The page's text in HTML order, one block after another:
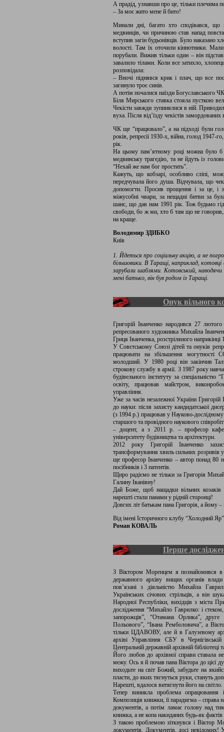
А прадід, узнавши про це, тільки плечима
– За моє жито мене й бито!
Минали дні, багато хто сподівався, що
медвинців, чи причиною став напад
вступив загін будьонівців. Було наказано
волості. Там їх оточили кіннотники.
порубали. Вижив тільки один – він
завалило тілами. Коли все затихло,
розповідала:
– Вночі піднявся крик і плач, що все
загинуло троє синів.
А потім почалися наїзди Богуславського
Біля Мирського ставка стояла пусткою
Чекісти завжди зупинялися в ній.
вуха. Після від’їзду чекістів
ЧК ще “працювало”, а на підході були
років, репресії 1930-х, війна, голод 1947-
рік.
На цьому пам’ятному році можна було б
медвинську трагедію, та не йдуть із
“Нехай же нам бог простить”.
Кажуть, що кобзарі, особливо сліпі,
передчувала його душа. Відчувала, що
допомогти. Просив прощення і за це, і
міжусобні чвари, за нещадні битви за
шанс, що дав нам 1991 рік. Тож будьмо
свободи, бо ж ми, хто б там що не говорив,
на краще.
Володимир ЗДИБКО
Київ
1. Йдеться про соціальну акцію, а не
більшовики. В Таращі, наприклад,
зарубали шаблями. Котовський, наводячи
мені батько, він був родом із Таращі.
Онук вільного
Григорій Іванченко народився 27
репресованого художника Михайла
Гриця Іванченка, розстріляного
У Совєтському Союзі дітей та онуків
працювати на збільшення
молодший. У 1980 році він закінчив
строкову службу в армії. З 1987 року
будівельного інституту за
освіту, працював майстром,
управління.
Уже за часів незалежної України Григорій
до науки: після захисту кандидатської
(з 1994 р.) працював у Науково-дослідному
старшого та провідного наукового
– доцент, а з 2011 р. – професор
університету будівництва та архітектури.
2012 року Григорій Іванченко
трансформування хвиль сильних розривів
ще професор Іванченко – автор понад 80
посібників і 3 патентів.
Щиро радіємо не тільки за Григорія
Галину Іванівну!
Дай Боже, щоб нащадки вільних козаків
нарешті стали панами у рідній сторонці!
Довгих літ батькам пана Григорія, а йому
Від імені Історичного клубу “Холодний Яр”
Роман КОВАЛЬ
Перше
З Віктором Моренцем я познайомився в
державного архіву вищих органів
пов’язані з діяльністю Михайла
Українських січових стрільців, а він
Народної Республіки, вихідців з міста
дослідження “Михайло Гаврилко: і
запорожців”, “Отамана Орлика”,
Польового”, “Івана Ремболовича”, а
тільки ЦДАВОВУ, але й в Галузевому
архіві Управління СБУ в Чернігівській
Центральній державній архівній
Його любов до архівної справи ставала
межу. Ось я й почав пана Віктора до цієї
виходьте на світ Божий, забудьте на
пласти, до яких тягнуться руки, стануть
Нарешті, вдалося витягнути його на світло.
Тепер виникла проблема опрацювання
Композиція книжки, її парадигма – справа
документів, а потім ламає голову над
книжка, а не копа накиданих будь-як фактів
З такою проблемою зіткнувся і Віктор
документів. Документів, досі невідомих!